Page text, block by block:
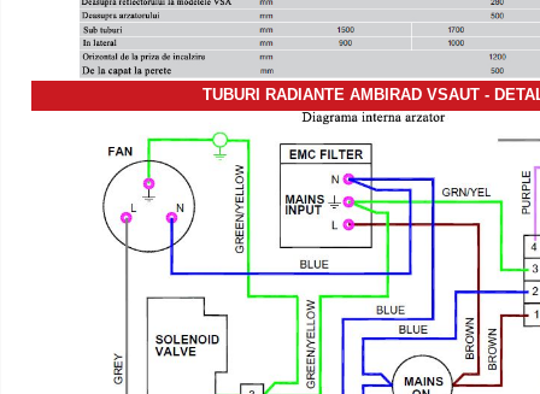
TUBURI RADIANTE AMBIRAD VSAUT -